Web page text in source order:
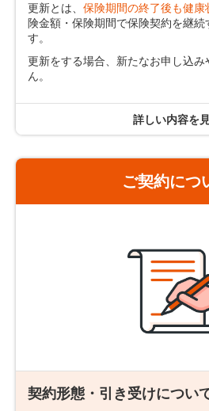
ご契約者さまからのお申し出がない
新されます。
更新後の保険料は、更新時の被保険
歳満了タイプ
18
18
18
保険期間65歳まで
更新とは、 保険期間の終了後も健康
険金額・保険期間で保険契約を継
す。
更新をする場合、新たなお申し込
ん。
自動更新のご案内
た方で、保険期間満了日の翌日（
更新時には更新日の保険料率に基
詳しい内容を
ご契約につ
契約形態・引き受けについ